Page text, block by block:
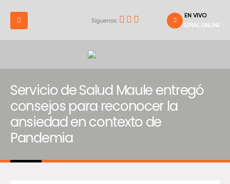
Síguenos:
EN VIVO
SEÑAL ONLINE
Servicio de Salud Maule entregó
consejos para reconocer la
ansiedad en contexto de
Pandemia